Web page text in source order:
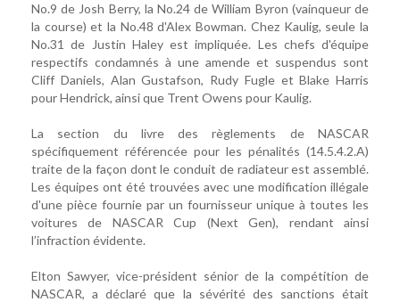
No.9 de Josh Berry, la No.24 de William Byron (vainqueur de
la course) et la No.48 d'Alex Bowman. Chez Kaulig, seule la
No.31 de Justin Haley est impliquée. Les chefs d'équipe
respectifs condamnés à une amende et suspendus sont
Cliff Daniels, Alan Gustafson, Rudy Fugle et Blake Harris
pour Hendrick, ainsi que Trent Owens pour Kaulig.
La section du livre des règlements de NASCAR
spécifiquement référencée pour les pénalités (14.5.4.2.A)
traite de la façon dont le conduit de radiateur est assemblé.
Les équipes ont été trouvées avec une modification illégale
d'une pièce fournie par un fournisseur unique à toutes les
voitures de NASCAR Cup (Next Gen), rendant ainsi
l’infraction évidente.
Elton Sawyer, vice-président sénior de la compétition de
NASCAR, a déclaré que la sévérité des sanctions était